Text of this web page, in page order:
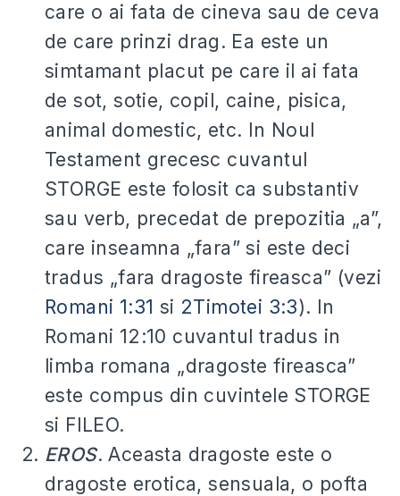
care o ai fata de cineva sau de ceva
de care prinzi drag. Ea este un
simtamant placut pe care il ai fata
de sot, sotie, copil, caine, pisica,
animal domestic, etc. In Noul
Testament grecesc cuvantul
STORGE este folosit ca substantiv
sau verb, precedat de prepozitia „a”,
care inseamna „fara” si este deci
tradus „fara dragoste fireasca” (vezi
Romani 1:31 si 2Timotei 3:3). In
Romani 12:10 cuvantul tradus in
limba romana „dragoste fireasca”
este compus din cuvintele STORGE
si FILEO.
EROS. Aceasta dragoste este o
dragoste erotica, sensuala, o pofta